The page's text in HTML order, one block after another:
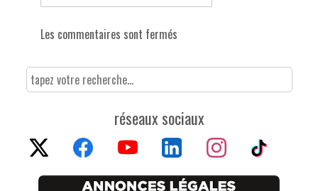
Les commentaires sont fermés
réseaux sociaux